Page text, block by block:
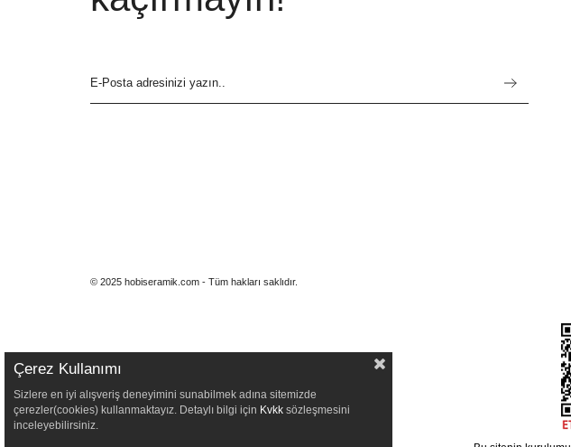
© 2025 hobiseramik.com - Tüm hakları saklıdır.
Çerez Kullanımı
Sizlere en iyi alışveriş deneyimini sunabilmek adına sitemizde
çerezler(cookies) kullanmaktayız. Detaylı bilgi için Kvkk sözleşmesini
inceleyebilirsiniz.